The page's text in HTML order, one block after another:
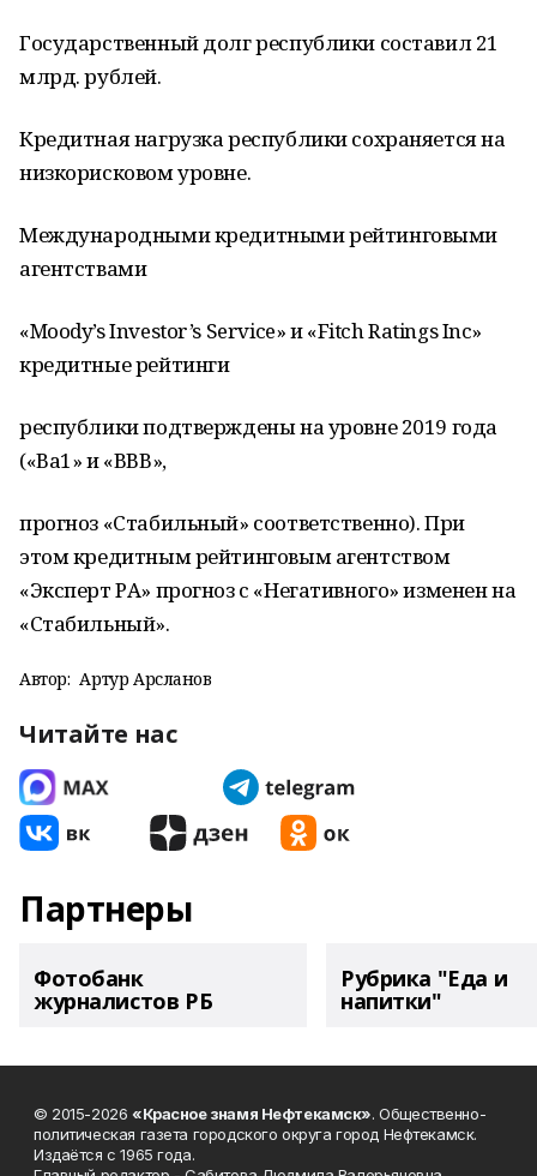
Государственный долг республики составил 21
млрд. рублей.
Кредитная нагрузка республики сохраняется на
низкорисковом уровне.
Международными кредитными рейтинговыми
агентствами
«Moody’s Investor’s Service» и «Fitch Ratings Inc»
кредитные рейтинги
республики подтверждены на уровне 2019 года
(«Ва1» и «ВВВ»,
прогноз «Стабильный» соответственно). При
этом кредитным рейтинговым агентством
«Эксперт РА» прогноз с «Негативного» изменен на
«Стабильный».
Автор: Артур Арсланов
Читайте нас
Партнеры
Фотобанк
журналистов РБ
Рубрика "Еда и
напитки"
© 2015-2026 «Красное знамя Нефтекамск». Общественно-
политическая газета городского округа город Нефтекамск.
Издаётся с 1965 года.